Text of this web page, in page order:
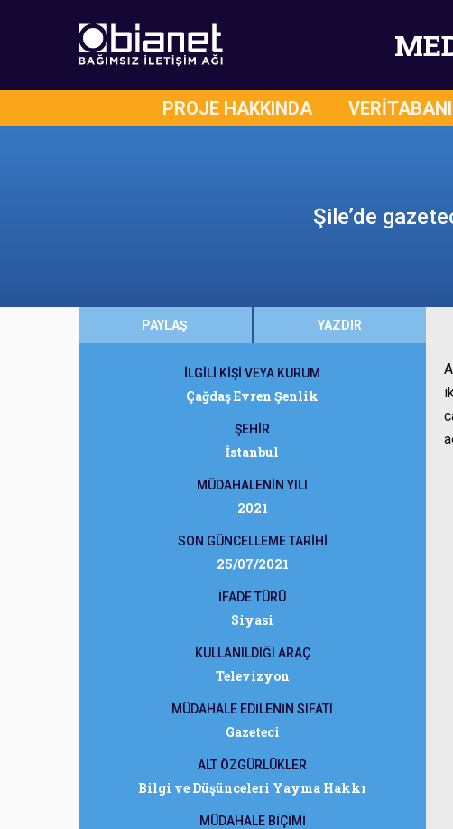
PROJE HAKKINDA VERİTABANI
Şile’de
PAYLAŞ YAZDIR
İLGİLİ KİŞİ VEYA KURUM
Çağdaş Evren Şenlik
ŞEHİR
İstanbul
MÜDAHALENİN YILI
2021
SON GÜNCELLEME TARİHİ
25/07/2021
İFADE TÜRÜ
Siyasi
KULLANILDIĞI ARAÇ
Televizyon
MÜDAHALE EDİLENİN SIFATI
Gazeteci
ALT ÖZGÜRLÜKLER
Bilgi ve Düşünceleri Yayma Hakkı
MÜDAHALE BİÇİMİ